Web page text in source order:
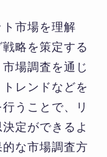
市場を理解
略を策定する
場調査を通じ
レンドなどを
うことで、リ
定ができるよ
な市場調査方